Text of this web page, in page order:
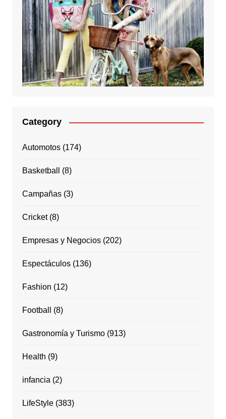
Category
Automotos(174)
Basketball (8)
Campañas(3)
Cricket(8)
Empresas y Negocios(202)
Espectáculos(136)
Fashion (12)
Football (8)
Gastronomía y Turismo(913)
Health (9)
infancia (2)
LifeStyle(383)